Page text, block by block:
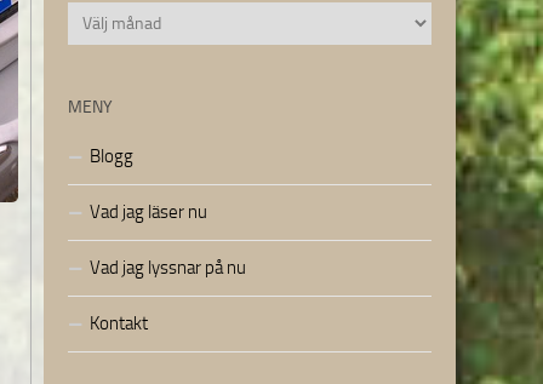
Arkiv
MENY
Blogg
Vad jag läser nu
Vad jag lyssnar på nu
Kontakt